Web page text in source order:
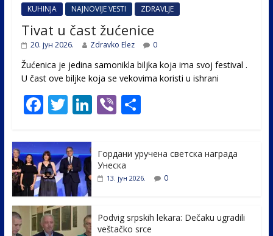
KUHINJA NAJNOVIJE VESTI ZDRAVLJE
Tivat u čast žućenice
20. јун 2026. Zdravko Elez 0
Žućenica je jedina samonikla biljka koja ima svoj festival .
U čast ovе biljke koja se vekovima koristi u ishrani
F
e
b
o
o
k
T
itt
er
Li
e
dI
Vi S
e
Гордани уручена светска награда
Унеска
13. јун 2026. 0
Podvig srpskih lekara: Dečaku ugradili
veštačko srce